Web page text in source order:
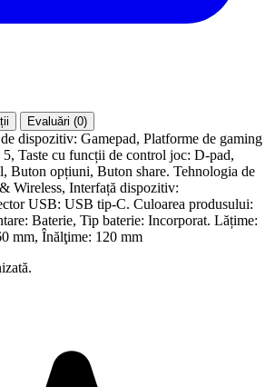
Evaluări (0)
dispozitiv: Gamepad, Platforme de gaming
5, Taste cu funcții de control joc: D-pad,
Buton opțiuni, Buton share. Tehnologia de
Wireless, Interfață dispozitiv:
USB: USB tip-C. Culoarea produsului:
Baterie, Tip baterie: Incorporat. Lățime:
mm, Înălţime: 120 mm